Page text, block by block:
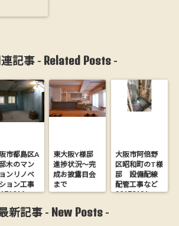
記事 - Related Posts-
市都島区A
木のマン
ンリノベ
ョン工事
東大阪Y様邸
進捗状況～完
成お披露目会
まで
大阪市阿倍野
区昭和町のT様
邸 設備配線
配管工事など
20170121
新記事 - New Posts -